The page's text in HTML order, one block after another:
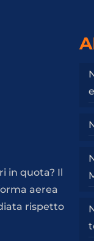
in quota? Il
aerea
rispetto